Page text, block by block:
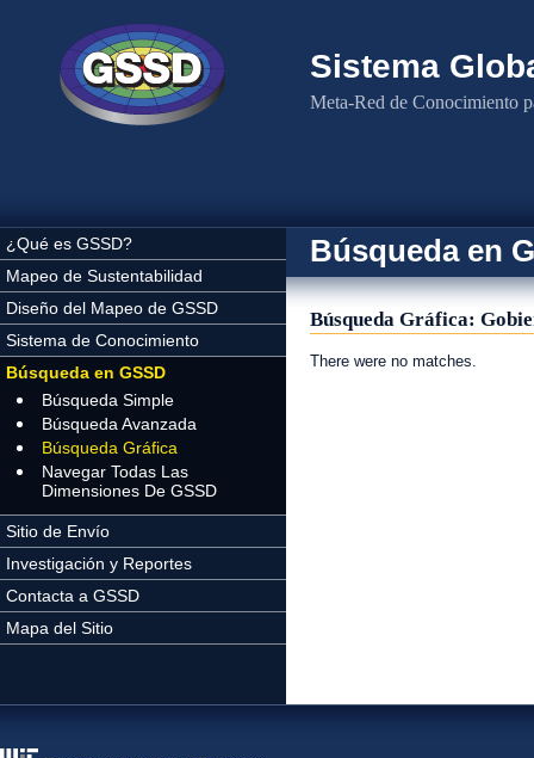
Sistema
Meta-Red de Conocimiento
¿Qué es GSSD?
Mapeo de Sustentabilidad
Diseño del Mapeo de GSSD
Sistema de Conocimiento
Búsqueda en GSSD
Búsqueda Simple
Búsqueda Avanzada
Búsqueda Gráfica
Navegar Todas Las
Dimensiones De GSSD
Sitio de Envío
Investigación y Reportes
Contacta a GSSD
Mapa del Sitio
Búsqueda en
Búsqueda Gráfica:
There were no matches.